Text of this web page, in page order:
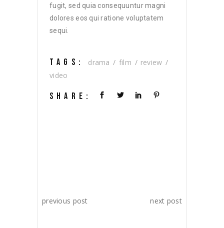
fugit, sed quia consequuntur magni
dolores eos qui ratione voluptatem
sequi.
TAGS: drama film
review
video
SHARE:
previous post next post